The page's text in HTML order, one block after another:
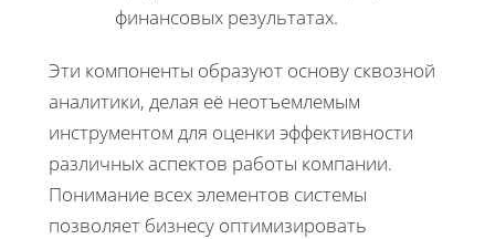
финансовых результатах.
Эти компоненты образуют основу сквозной
аналитики, делая её неотъемлемым
инструментом для оценки эффективности
различных аспектов работы компании.
Понимание всех элементов системы
позволяет бизнесу оптимизировать